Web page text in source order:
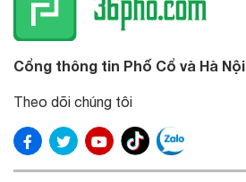
Cổng thông tin Phố Cổ và Hà Nội
Theo dõi chúng tôi